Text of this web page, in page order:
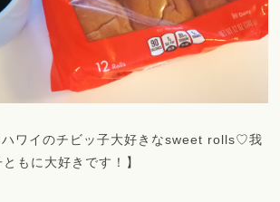
ハワイのチビッ子大好きなsweet rolls♡我
もに大好きです！】